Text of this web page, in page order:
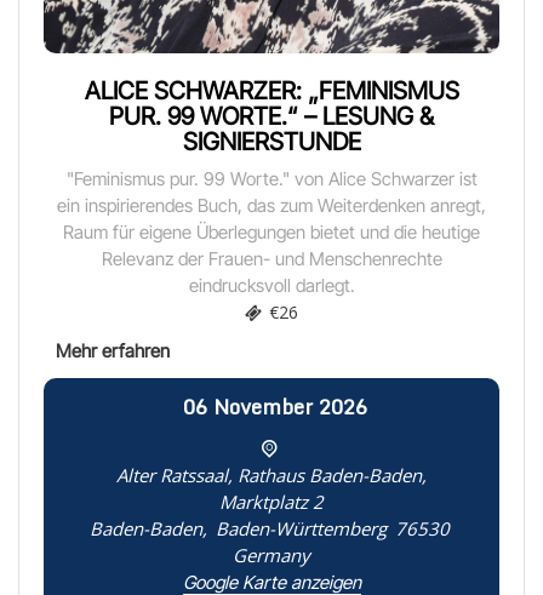
ALICE SCHWARZER: „FEMINISMUS
PUR. 99 WORTE.“ – LESUNG &
SIGNIERSTUNDE
"Feminismus pur. 99 Worte." von Alice Schwarzer ist
ein inspirierendes Buch, das zum Weiterdenken anregt,
Raum für eigene Überlegungen bietet und die heutige
Relevanz der Frauen- und Menschenrechte
eindrucksvoll darlegt.
€26
06 November 2026
Alter Ratssaal, Rathaus Baden-Baden,
Marktplatz 2
Baden-Baden, Baden-Württemberg 76530
Germany
Google Karte anzeigen